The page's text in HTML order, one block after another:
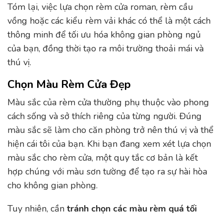
Tóm lại, việc lựa chọn rèm cửa roman, rèm cầu
vồng hoặc các kiểu rèm vải khác có thể là một cách
thông minh để tối ưu hóa không gian phòng ngủ
của bạn, đồng thời tạo ra môi trường thoải mái và
thú vị.
Chọn Màu Rèm Cửa Đẹp
Màu sắc của rèm cửa thường phụ thuộc vào phong
cách sống và sở thích riêng của từng người. Đúng
màu sắc sẽ làm cho căn phòng trở nên thú vị và thể
hiện cái tôi của bạn. Khi bạn đang xem xét lựa chọn
màu sắc cho rèm cửa, một quy tắc cơ bản là kết
hợp chúng với màu sơn tường để tạo ra sự hài hòa
cho không gian phòng.
Tuy nhiên, cần tránh chọn các màu rèm quá tối